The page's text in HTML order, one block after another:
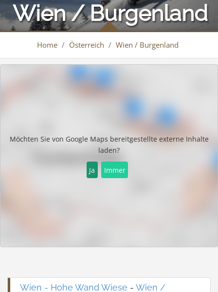
Wien / Burgenland
Home / Österreich / Wien / Burgenland
Möchten Sie von Google Maps bereitgestellte externe Inhalte
laden?
Ja Immer
Wien - Hohe Wand Wiese - Wien /